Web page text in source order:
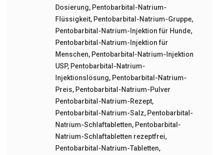
Dosierung, Pentobarbital-Natrium-
Flüssigkeit, Pentobarbital-Natrium-Gruppe,
Pentobarbital-Natrium-Injektion für Hunde,
Pentobarbital-Natrium-Injektion für
Menschen, Pentobarbital-Natrium-Injektion
USP, Pentobarbital-Natrium-
Injektionslösung, Pentobarbital-Natrium-
Preis, Pentobarbital-Natrium-Pulver
Pentobarbital-Natrium-Rezept,
Pentobarbital-Natrium-Salz, Pentobarbital-
Natrium-Schlaftabletten, Pentobarbital-
Natrium-Schlaftabletten rezeptfrei,
Pentobarbital-Natrium-Tabletten,